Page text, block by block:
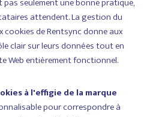
attendent. La gestion du
de Rentsync donne aux
clair sur leurs données tout en
Web entièrement fonctionnel.
à l'effigie de la marque
pour correspondre à